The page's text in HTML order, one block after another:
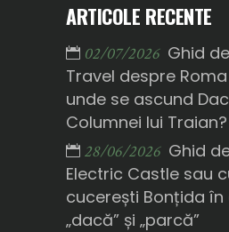
ARTICOLE RECENTE
02/07/2026 Ghid
Travel despre
unde se ascund
Columnei lui Traian?
28/06/2026 Ghid
Electric Castle sau
cucerești Bonțida
„dacă” și „parcă”